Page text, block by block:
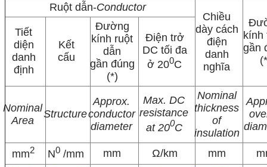
Ruột dẫn-Conductor
Chiều
dày cách
điện
danh
nghĩa
kính
gần
Tiết
diện
danh
định
Kết
cấu
Đường
kính ruột
dẫn
gần đúng
(*)
Điện trở
DC tối đa
ở 200C
Nominal
Area
Structure
Approx.
conductor
diameter
Max. DC
resistance
at 200C
Nominal
thickness
of
insulation
mm2 N0/mm mm Ω/km mm